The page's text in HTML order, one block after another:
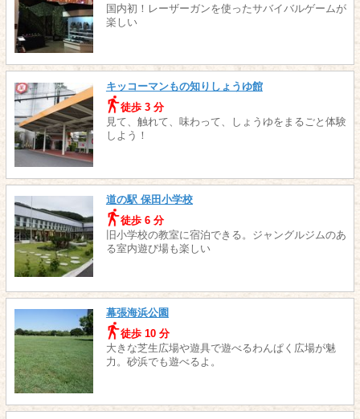
国内初！レーザーガンを使ったサバイバルゲームが
楽しい
キッコーマンもの知りしょうゆ館
徒歩 3 分
見て、触れて、味わって、しょうゆをまるごと体験
しよう！
道の駅 保田小学校
徒歩 6 分
旧小学校の教室に宿泊できる。ジャングルジムのあ
る室内遊び場も楽しい
幕張海浜公園
徒歩 10 分
大きな芝生広場や遊具で遊べるわんぱく広場が魅
力。砂浜でも遊べるよ。